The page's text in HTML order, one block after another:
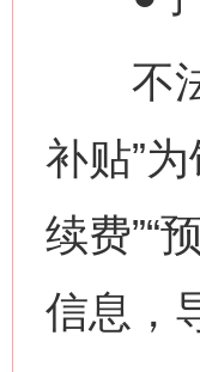
不法
补贴”
续费”“
信息，